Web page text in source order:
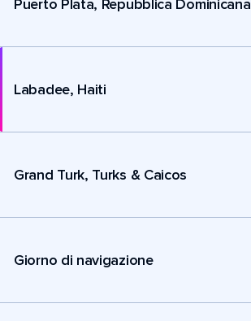
Puerto Plata, Repubblica Dominicana
Labadee, Haiti
Grand Turk, Turks & Caicos
Giorno di navigazione